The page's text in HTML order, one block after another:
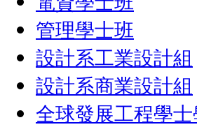
管理學士班
設計系工業設計組
設計系商業設計組
全球發展工程學